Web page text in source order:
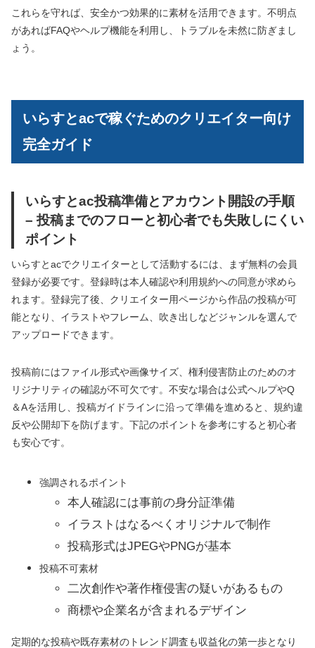
これらを守れば、安全かつ効果的に素材を活用できます。不明点
があればFAQやヘルプ機能を利用し、トラブルを未然に防ぎまし
ょう。
いらすとacで稼ぐためのクリエイター向け
完全ガイド
いらすとac投稿準備とアカウント開設の手順
– 投稿までのフローと初心者でも失敗しにくい
ポイント
いらすとacでクリエイターとして活動するには、まず無料の会員
登録が必要です。登録時は本人確認や利用規約への同意が求めら
れます。登録完了後、クリエイター用ページから作品の投稿が可
能となり、イラストやフレーム、吹き出しなどジャンルを選んで
アップロードできます。
投稿前にはファイル形式や画像サイズ、権利侵害防止のためのオ
リジナリティの確認が不可欠です。不安な場合は公式ヘルプやQ
＆Aを活用し、投稿ガイドラインに沿って準備を進めると、規約違
反や公開却下を防げます。下記のポイントを参考にすると初心者
も安心です。
強調されるポイント
本人確認には事前の身分証準備
イラストはなるべくオリジナルで制作
投稿形式はJPEGやPNGが基本
投稿不可素材
二次創作や著作権侵害の疑いがあるもの
商標や企業名が含まれるデザイン
定期的な投稿や既存素材のトレンド調査も収益化の第一歩となり